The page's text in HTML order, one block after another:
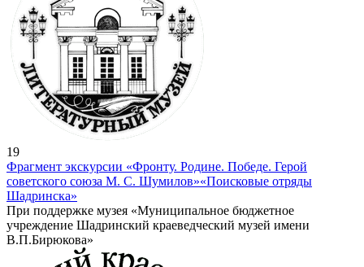
19
Фрагмент экскурсии «Фронту. Родине. Победе. Герой
советского союза М. С. Шумилов»«Поисковые отряды
Шадринска»
При поддержке музея «Муниципальное бюджетное
учреждение Шадринский краеведческий музей имени
В.П.Бирюкова»